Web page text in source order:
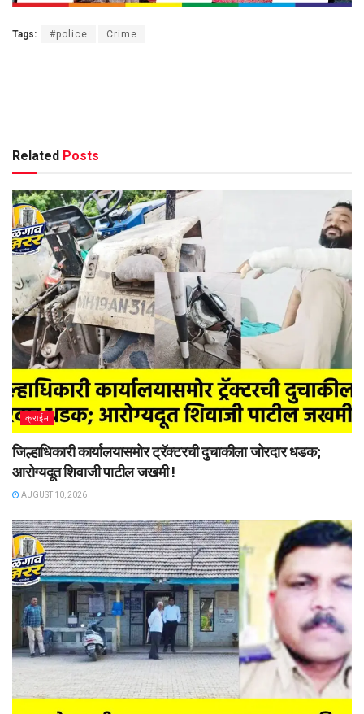
Tags: #police Crime
Related Posts
क्राईम
जिल्हाधिकारी कार्यालयासमोर ट्रॅक्टरची दुचाकीला जोरदार धडक;
आरोग्यदूत शिवाजी पाटील जखमी !
AUGUST 10, 2026